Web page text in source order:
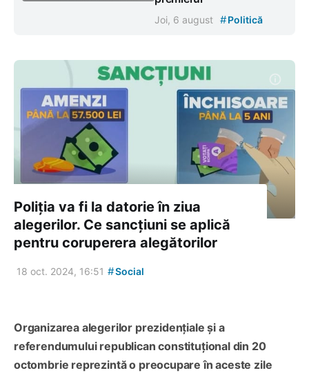
Joi, 6 august #Politică
Poliția va fi la datorie în ziua
alegerilor. Ce sancțiuni se aplică
pentru coruperera alegătorilor
18 oct. 2024, 16:51 #Social
Organizarea alegerilor prezidențiale și a
referendumului republican constituțional din 20
octombrie reprezintă o preocupare în aceste zile